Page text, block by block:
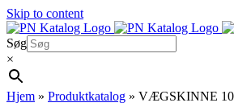
Skip to content
Søg
×
Hjem » Produktkatalog » VÆGSKINNE